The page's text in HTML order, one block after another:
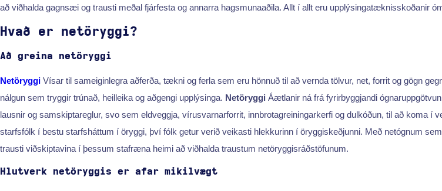
að viðhalda gagnsæi og trausti meðal fjárfesta og annarra hagsmunaaðila. Allt í allt eru upplýsingatæknisskoðanir
Hvað er netöryggi?
Að greina netöryggi
Netöryggi Vísar til sameiginlegra aðferða, tækni og ferla sem eru hönnuð til að vernda tölvur, net, forrit og gögn
nálgun sem tryggir trúnað, heilleika og aðgengi upplýsinga. Netöryggi Áætlanir ná frá fyrirbyggjandi
lausnir og samskiptareglur, svo sem eldveggja, vírusvarnarforrit, innbrotagreiningarkerfi og dulkóðun, til að koma í
starfsfólk í bestu starfsháttum í öryggi, því fólk getur verið veikasti hlekkurinn í öryggiskeðjunni. Með netógnum
trausti viðskiptavina í þessum stafræna heimi að viðhalda traustum netöryggisráðstöfunum.
Hlutverk netöryggis er afar mikilvægt